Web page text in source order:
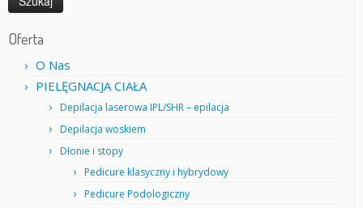
Oferta
O Nas
PIELĘGNACJA CIAŁA
Depilacja laserowa IPL/SHR – epilacja
Depilacja woskiem
Dłonie i stopy
Pedicure klasyczny i hybrydowy
Pedicure Podologiczny